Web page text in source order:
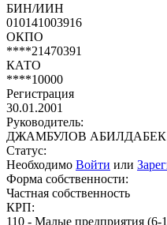
БИН/ИИН
010141003916
ОКПО
****21470391
КАТО
****10000
Регистрация
30.01.2001
Руководитель:
ДЖАМБУЛОВ
Статус:
Необходимо Войти или
Форма собственности:
Частная собственность
КРП:
110 - Малые предприятия (6-